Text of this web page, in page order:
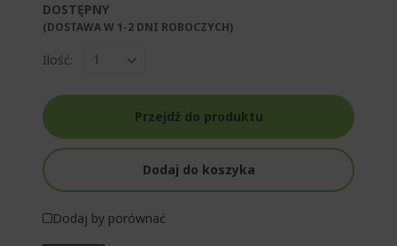
DOSTĘPNY
(DOSTAWA W 1-2 DNI ROBOCZYCH)​
Ilość:
Przejdź do produktu
Dodaj do koszyka
Dodaj by porównać